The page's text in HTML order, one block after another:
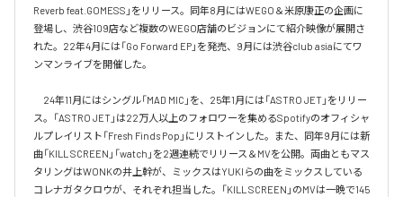
Reverb feat.GOMESS」をリリース。同年8月にはWEGO＆米原康正の企画に
登場し、渋谷109店など複数のWEGO店舗のビジョンにて紹介映像が展開さ
れた。22年4月には「Go Forward EP」を発売、9月には渋谷club asiaにてワ
ンマンライブを開催した。
24年11月にはシングル「MAD MIC」を、25年1月には「ASTRO JET」をリリー
ス。「ASTRO JET」は22万人以上のフォロワーを集めるSpotifyのオフィシャ
ルプレイリスト「Fresh Finds Pop」にリストインした。また、同年9月には新
曲「KILL SCREEN」「watch」を2週連続でリリース＆MVを公開。両曲ともマス
タリングはWONKの井上幹が、ミックスはYUKIらの曲をミックスしている
コレナガタクロウが、それぞれ担当した。「KILL SCREEN」のMVは一晩で145